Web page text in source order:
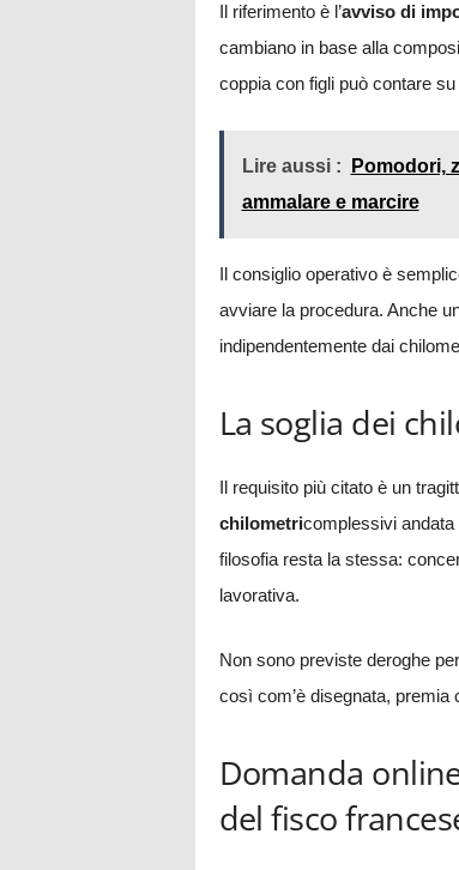
Il riferimento è l’avviso di
cambiano in base alla
coppia con figli può contare
Lire aussi :
Pomodori,
ammalare e marcire
Il consiglio operativo è
avviare la procedura. Anche
indipendentemente dai
La soglia dei
Il requisito più citato è un
chilometricomplessivi andata
filosofia resta la stessa:
lavorativa.
Non sono previste deroghe
così com’è disegnata, premia
Domanda
del fisco